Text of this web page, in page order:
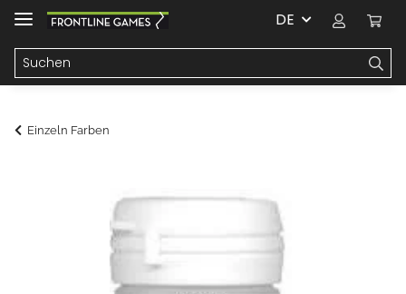
DE
Einzeln Farben